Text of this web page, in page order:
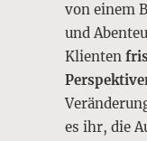
von einem
und
Klienten
es ihr, die